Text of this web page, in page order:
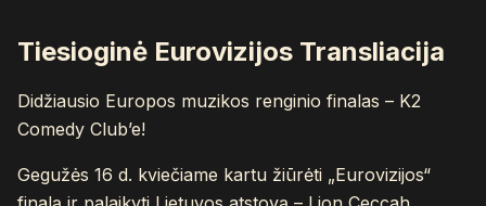
Tiesioginė Eurovizijos Transliacija
Didžiausio Europos muzikos renginio finalas – K2
Comedy Club’e!
Gegužės 16 d. kviečiame kartu žiūrėti „Eurovizijos“